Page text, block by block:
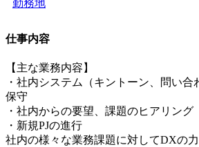
勤務地
仕事内容
【主な業務内容】
・社内システム（キントーン、問い合
保守
・社内からの要望、課題のヒアリング
・新規PJの進行
社内の様々な業務課題に対してDXの